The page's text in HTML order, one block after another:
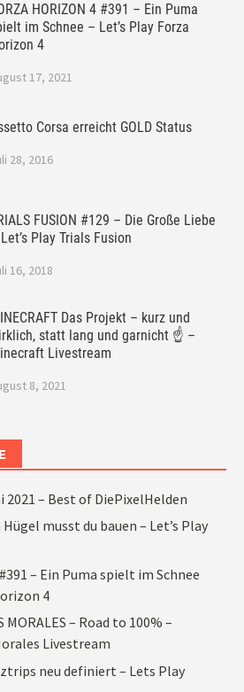
HORIZON 4 #391 – Ein Puma
im Schnee – Let’s Play Forza
4
17, 2021
Corsa erreicht GOLD Status
28, 2016
FUSION #129 – Die Große Liebe
Play Trials Fusion
16, 2018
Das Projekt – kurz und
statt lang und garnicht ☝ –
Livestream
8, 2021
2021 – Best of DiePixelHelden
Hügel musst du bauen – Let’s Play
– Ein Puma spielt im Schnee
4
MORALES – Road to 100% –
Livestream
neu definiert – Lets Play